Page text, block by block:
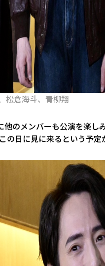
松倉海斗、青柳翔
のメンバーも公演を楽
の日に見に来るという予